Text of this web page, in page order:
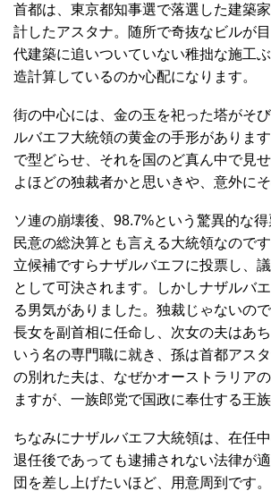
首都は、東京都知事選で落選した建築
計したアスタナ。随所で奇抜なビルが
代建築に追いついていない稚拙な施工
造計算しているのか心配になります。
街の中心には、金の玉を祀った塔がそ
ルバエフ大統領の黄金の手形がありま
で型どらせ、それを国のど真ん中で見せ
よほどの独裁者かと思いきや、意外にそ
ソ連の崩壊後、98.7%という驚異的な得
民意の総決算とも言える大統領なので
立候補ですらナザルバエフに投票し、
として可決されます。しかしナザルバ
る男気がありました。独裁じゃないので
長女を副首相に任命し、次女の夫はあ
いう名の専門職に就き、孫は首都アス
の別れた夫は、なぜかオーストラリア
ますが、一族郎党で国政に奉仕する王族
ちなみにナザルバエフ大統領は、在任中
退任後であっても逮捕されない法律が
団を差し上げたいほど、用意周到です。